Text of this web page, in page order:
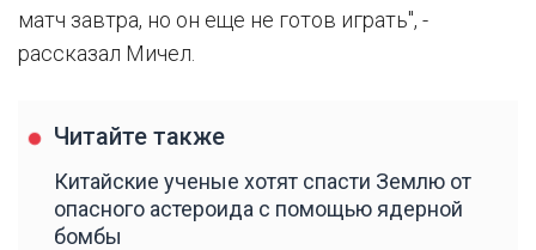
матч завтра, но он еще не готов играть", -
рассказал Мичел.
Читайте также
Китайские ученые хотят спасти Землю от
опасного астероида с помощью ядерной
бомбы